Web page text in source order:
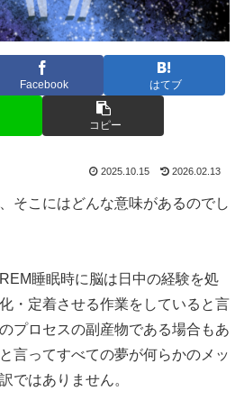
Facebook はてブ
コピー
2025.10.15 2026.02.13
そこにはどんな意味があるのでし
睡眠時に脳は日中の経験を処
・定着させる作業をしていると言
プロセスの副産物である場合もあ
言ってすべての夢が何らかのメッ
ではありません。